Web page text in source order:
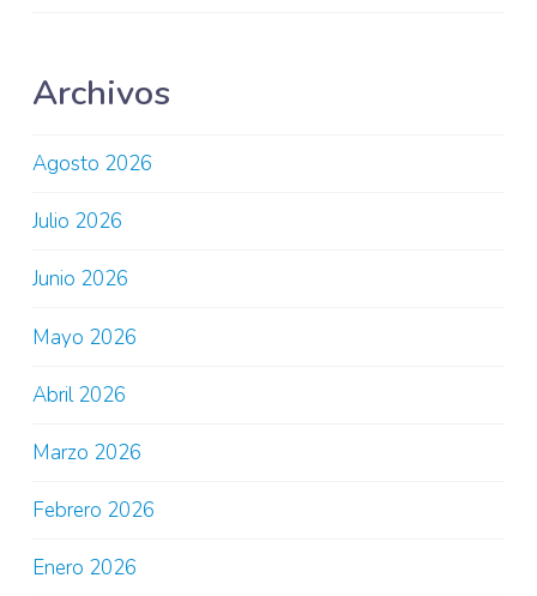
Archivos
Agosto 2026
Julio 2026
Junio 2026
Mayo 2026
Abril 2026
Marzo 2026
Febrero 2026
Enero 2026